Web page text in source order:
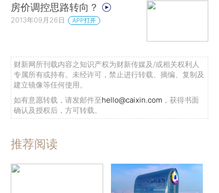
房价调控思路转向？
2013年09月26日 APP打开
财新网所刊载内容之知识产权为财新传媒及/或相关权利人
专属所有或持有。未经许可，禁止进行转载、摘编、复制及
建立镜像等任何使用。
如有意愿转载，请发邮件至hello@caixin.com ，获得书面
确认及授权后，方可转载。
推荐阅读